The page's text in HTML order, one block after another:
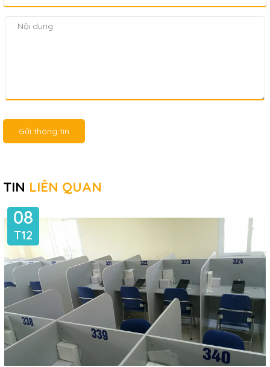
Gửi thông tin
TIN LIÊN QUAN
08
T12